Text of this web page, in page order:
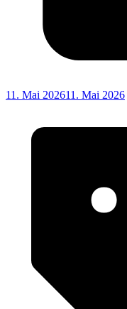
11. Mai 202611. Mai 2026